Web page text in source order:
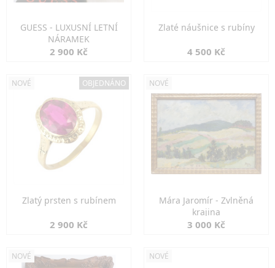
GUESS - LUXUSNÍ LETNÍ
NÁRAMEK
2 900 Kč
Zlaté náušnice s rubíny
4 500 Kč
NOVÉ OBJEDNÁNO
Zlatý prsten s rubínem
2 900 Kč
NOVÉ
Mára Jaromír - Zvlněná
krajina
3 000 Kč
NOVÉ NOVÉ